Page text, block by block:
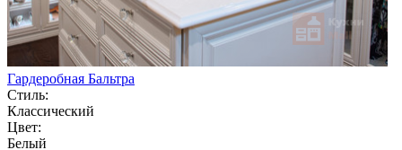
Гардеробная Бальтра
Стиль:
Классический
Цвет:
Белый